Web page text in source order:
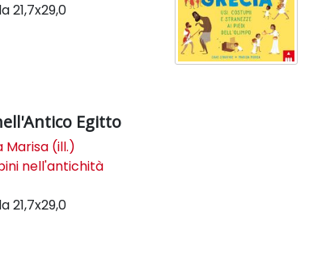
21,7x29,0
Egitto
Marisa (ill.)
nell'antichità
21,7x29,0